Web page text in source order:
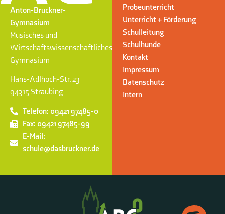
Anton-Bruckner-
Gymnasium
Musisches und
Wirtschaftswissenschaftliches
Gymnasium
Hans-Adlhoch-Str. 23
94315 Straubing
Telefon: 09421 97485-0
Fax: 09421 97485-99
E-Mail:
schule@dasbruckner.de
Probeunterricht
Unterricht + Förderung
Schulleitung
Schulhunde
Kontakt
Impressum
Datenschutz
Intern